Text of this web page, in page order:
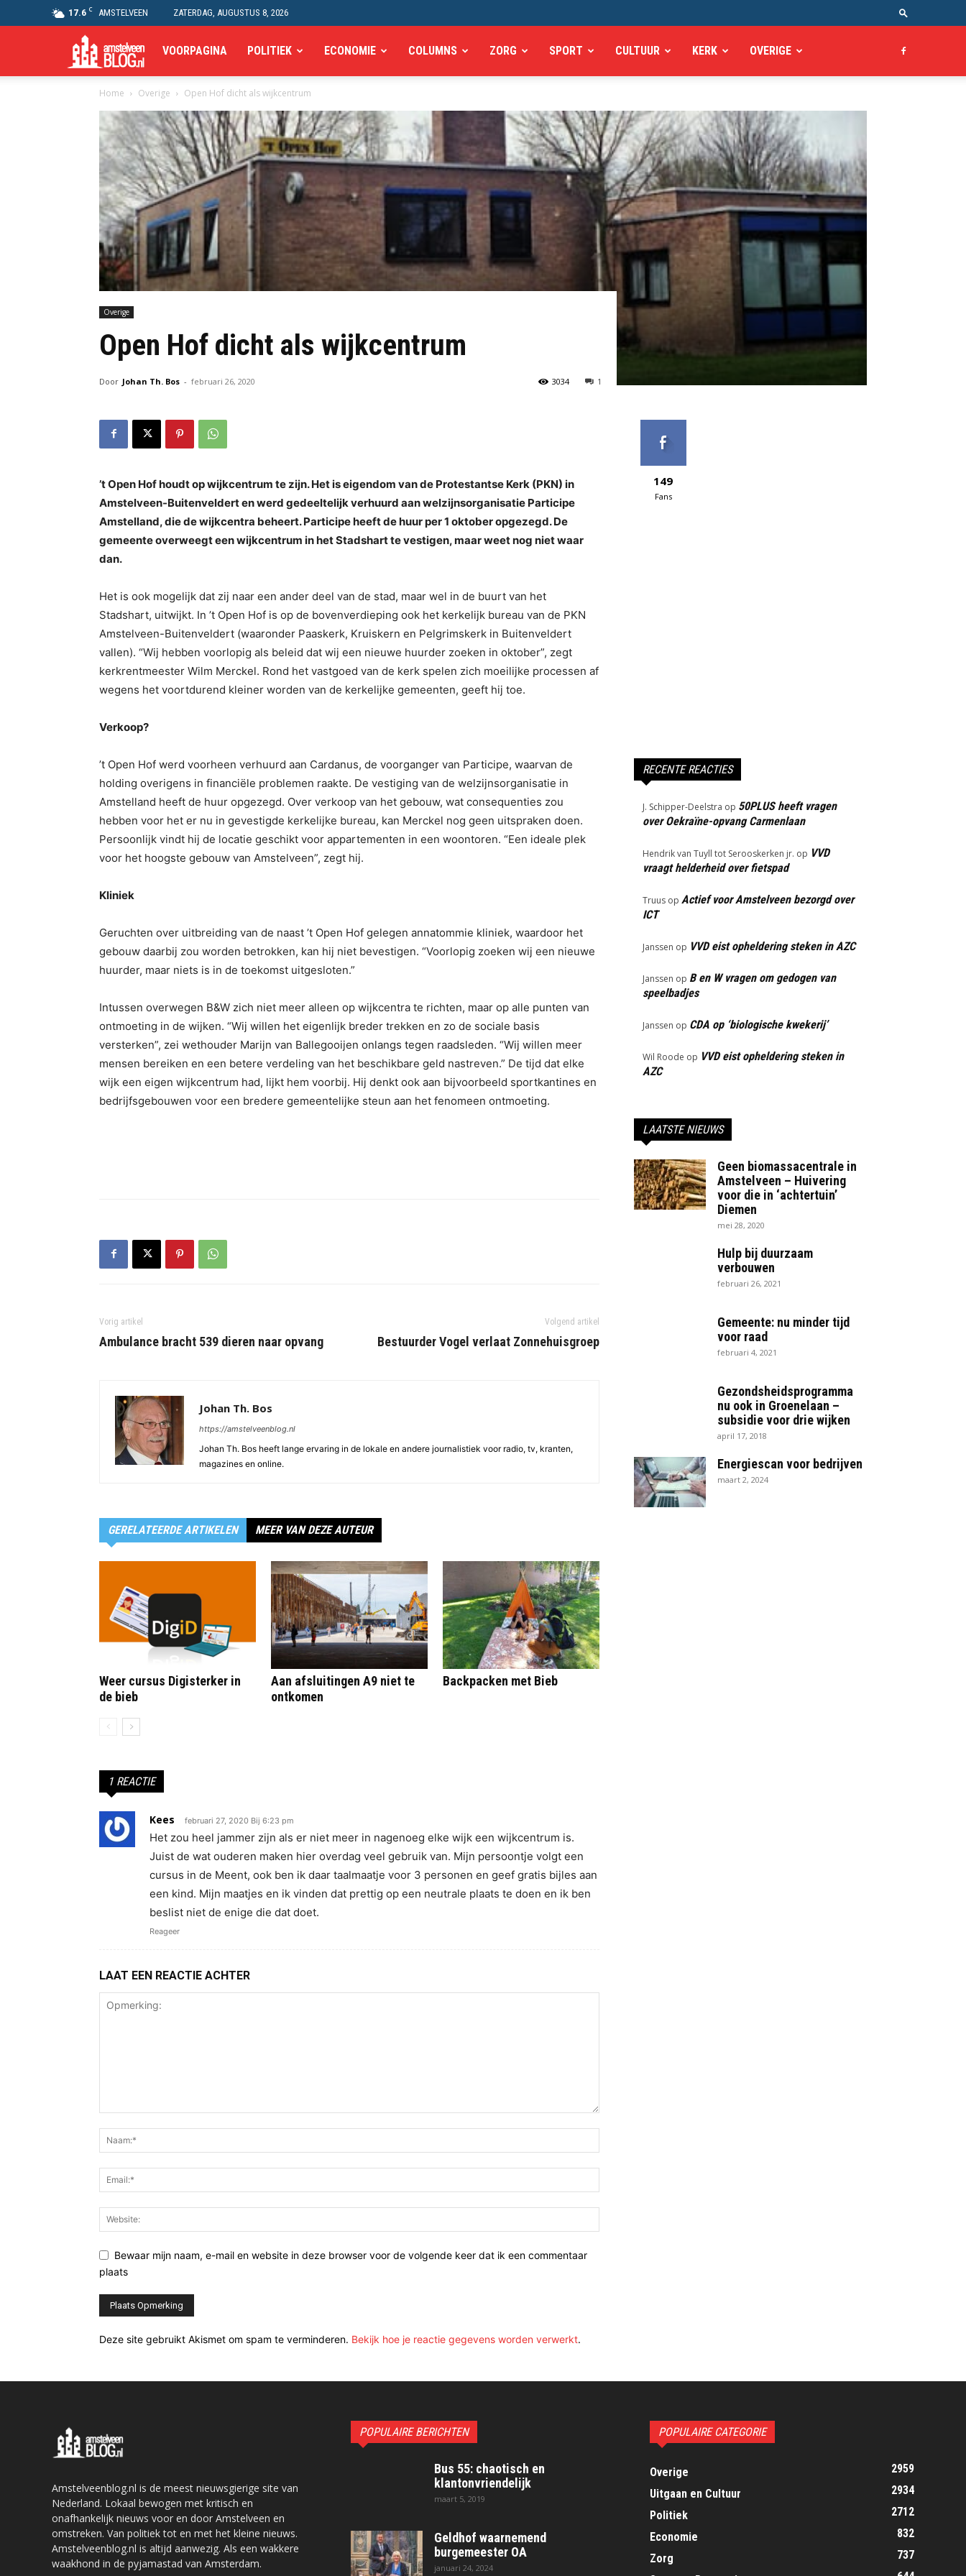
17.6 C AMSTELVEEN ZATERDAG, AUGUSTUS 8, 2026
Amstelveen
Blog
VOORPAGINA POLITIEK ECONOMIE COLUMNS ZORG SPORT CULTUUR KERK OVERIGE
Home Overige Open Hof dicht als wijkcentrum
Overige
Open Hof dicht als wijkcentrum
Door Johan Th. Bos - februari 26, 2020 1
3034
’t Open Hof houdt op wijkcentrum te zijn. Het is eigendom van de Protestantse Kerk (PKN) in
Amstelveen-Buitenveldert en werd gedeeltelijk verhuurd aan welzijnsorganisatie Participe
Amstelland, die de wijkcentra beheert. Participe heeft de huur per 1 oktober opgezegd. De
gemeente overweegt een wijkcentrum in het Stadshart te vestigen, maar weet nog niet waar
dan.
Het is ook mogelijk dat zij naar een ander deel van de stad, maar wel in de buurt van het
Stadshart, uitwijkt. In ’t Open Hof is op de bovenverdieping ook het kerkelijk bureau van de PKN
Amstelveen-Buitenveldert (waaronder Paaskerk, Kruiskern en Pelgrimskerk in Buitenveldert
vallen). “Wij hebben voorlopig als beleid dat wij een nieuwe huurder zoeken in oktober”, zegt
kerkrentmeester Wilm Merckel. Rond het vastgoed van de kerk spelen zich moeilijke processen af
wegens het voortdurend kleiner worden van de kerkelijke gemeenten, geeft hij toe.
Verkoop?
’t Open Hof werd voorheen verhuurd aan Cardanus, de voorganger van Participe, waarvan de
holding overigens in financiële problemen raakte. De vestiging van de welzijnsorganisatie in
Amstelland heeft de huur opgezegd. Over verkoop van het gebouw, wat consequenties zou
hebben voor het er nu in gevestigde kerkelijke bureau, kan Merckel nog geen uitspraken doen.
Persoonlijk vindt hij de locatie geschikt voor appartementen in een woontoren. “Een ideale plek
voor het hoogste gebouw van Amstelveen”, zegt hij.
Kliniek
Geruchten over uitbreiding van de naast ’t Open Hof gelegen annatommie kliniek, waardoor het
gebouw daarbij zou worden betrokken, kan hij niet bevestigen. “Voorlopig zoeken wij een nieuwe
huurder, maar niets is in de toekomst uitgesloten.”
Intussen overwegen B&W zich niet meer alleen op wijkcentra te richten, maar op alle punten van
ontmoeting in de wijken. “Wij willen het eigenlijk breder trekken en zo de sociale basis
versterken”, zei wethouder Marijn van Ballegooijen onlangs tegen raadsleden. “Wij willen meer
mensen bereiken en een betere verdeling van het beschikbare geld nastreven.” De tijd dat elke
wijk een eigen wijkcentrum had, lijkt hem voorbij. Hij denkt ook aan bijvoorbeeld sportkantines en
bedrijfsgebouwen voor een bredere gemeentelijke steun aan het fenomeen ontmoeting.
Vorig artikel
Ambulance bracht 539 dieren naar opvang
Volgend artikel
Bestuurder Vogel verlaat Zonnehuisgroep
Johan Th. Bos
https://amstelveenblog.nl
Johan Th. Bos heeft lange ervaring in de lokale en andere journalistiek voor radio, tv, kranten,
magazines en online.
GERELATEERDE ARTIKELEN MEER VAN DEZE AUTEUR
Weer cursus Digisterker in
de bieb
Aan afsluitingen A9 niet te
ontkomen
Backpacken met Bieb
1 REACTIE
Kees februari 27, 2020 Bij 6:23 pm
Het zou heel jammer zijn als er niet meer in nagenoeg elke wijk een wijkcentrum is.
Juist de wat ouderen maken hier overdag veel gebruik van. Mijn persoontje volgt een
cursus in de Meent, ook ben ik daar taalmaatje voor 3 personen en geef gratis bijles aan
een kind. Mijn maatjes en ik vinden dat prettig op een neutrale plaats te doen en ik ben
beslist niet de enige die dat doet.
Reageer
LAAT EEN REACTIE ACHTER
Bewaar mijn naam, e-mail en website in deze browser voor de volgende keer dat ik een commentaar
plaats
Deze site gebruikt Akismet om spam te verminderen. Bekijk hoe je reactie gegevens worden verwerkt.
149
Fans
RECENTE REACTIES
J. Schipper-Deelstra op 50PLUS heeft vragen
over Oekraïne-opvang Carmenlaan
Hendrik van Tuyll tot Serooskerken jr. op VVD
vraagt helderheid over fietspad
Truus op Actief voor Amstelveen bezorgd over
ICT
Janssen op VVD eist opheldering steken in AZC
Janssen op B en W vragen om gedogen van
speelbadjes
Janssen op CDA op ‘biologische kwekerij’
Wil Roode op VVD eist opheldering steken in
AZC
LAATSTE NIEUWS
Geen biomassacentrale in
Amstelveen – Huivering
voor die in ‘achtertuin’
Diemen
mei 28, 2020
Hulp bij duurzaam
verbouwen
februari 26, 2021
Gemeente: nu minder tijd
voor raad
februari 4, 2021
Gezondsheidsprogramma
nu ook in Groenelaan –
subsidie voor drie wijken
april 17, 2018
Energiescan voor bedrijven
maart 2, 2024
Amstelveenblog.nl is de meest nieuwsgierige site van
Nederland. Lokaal bewogen met kritisch en
onafhankelijk nieuws voor en door Amstelveen en
omstreken. Van politiek tot en met het kleine nieuws.
Amstelveenblog.nl is altijd aanwezig. Als een wakkere
waakhond in de pyjamastad van Amsterdam.
POPULAIRE BERICHTEN
Bus 55: chaotisch en
klantonvriendelijk
maart 5, 2019
Geldhof waarnemend
burgemeester OA
januari 24, 2024
POPULAIRE CATEGORIE
Overige
2959
Uitgaan en Cultuur
2934
Politiek
2712
Economie
832
Zorg
737